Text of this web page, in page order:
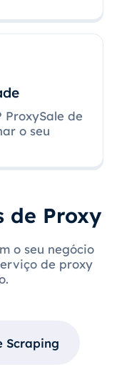
ProxySale de
o seu
de Proxy
o seu negócio
de proxy
Scraping